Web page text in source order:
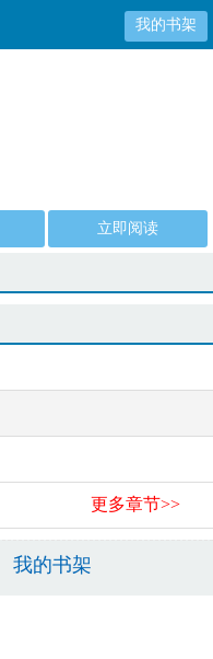
我的书架
立即阅读
更多章节>>
我的书架